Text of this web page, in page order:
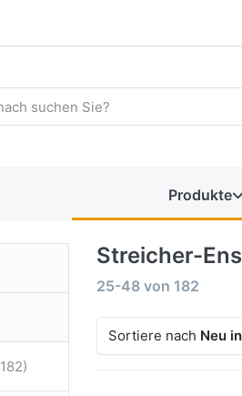
Produkte
Streicher-
25-48 von 182
Sortiere nach Neu